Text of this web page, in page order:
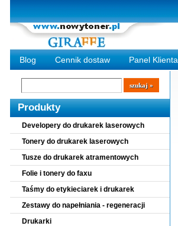
Blog Cennik dostaw Panel Klienta
Wyszukiwarka
szukaj
Produkty
Developery do drukarek laserowych
Tonery do drukarek laserowych
Tusze do drukarek atramentowych
Folie i tonery do faxu
Taśmy do etykieciarek i drukarek
Zestawy do napełniania - regeneracji
Drukarki